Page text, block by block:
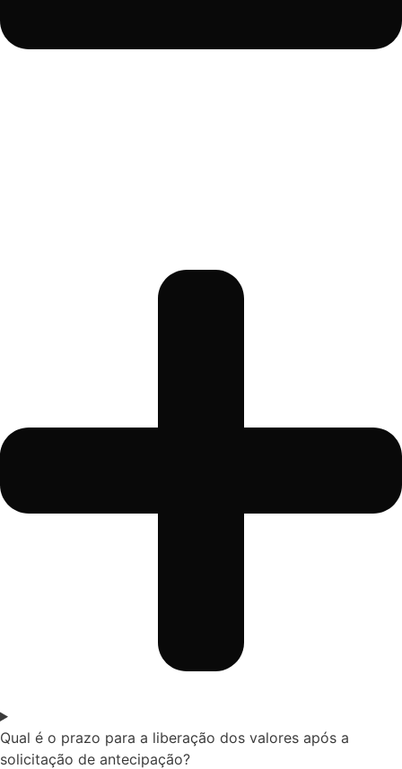
Qual é o prazo para a liberação dos valores após a
solicitação de antecipação?